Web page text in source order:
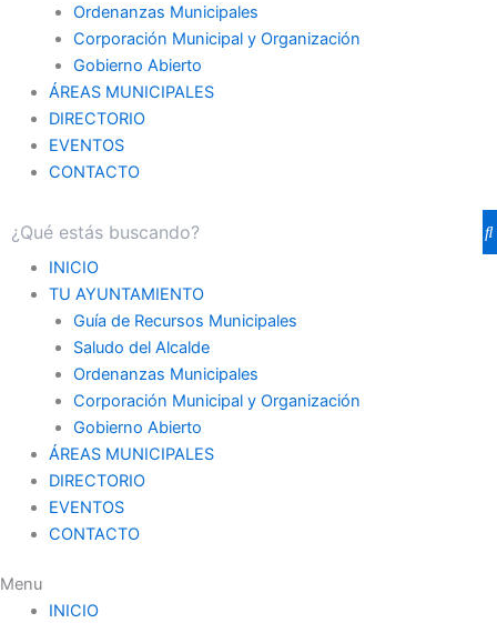
Ordenanzas Municipales
Corporación Municipal y Organización
Gobierno Abierto
ÁREAS MUNICIPALES
DIRECTORIO
EVENTOS
CONTACTO
INICIO
TU AYUNTAMIENTO
Guía de Recursos Municipales
Saludo del Alcalde
Ordenanzas Municipales
Corporación Municipal y Organización
Gobierno Abierto
ÁREAS MUNICIPALES
DIRECTORIO
EVENTOS
CONTACTO
Menu
INICIO